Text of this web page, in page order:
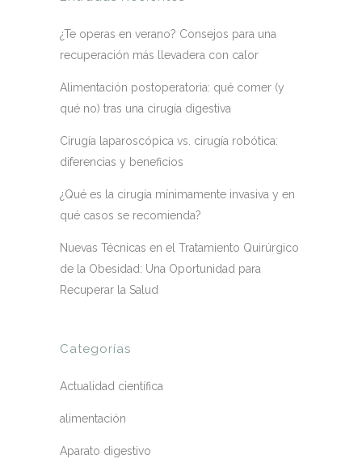
¿Te operas en verano? Consejos para una
recuperación más llevadera con calor
Alimentación postoperatoria: qué comer (y
qué no) tras una cirugía digestiva
Cirugía laparoscópica vs. cirugía robótica:
diferencias y beneficios
¿Qué es la cirugía mínimamente invasiva y en
qué casos se recomienda?
Nuevas Técnicas en el Tratamiento Quirúrgico
de la Obesidad: Una Oportunidad para
Recuperar la Salud
Categorías
Actualidad científica
alimentación
Aparato digestivo